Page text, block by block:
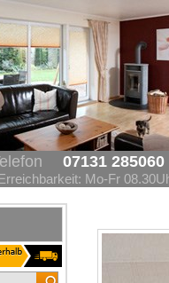
07131 285060
Mo-Fr